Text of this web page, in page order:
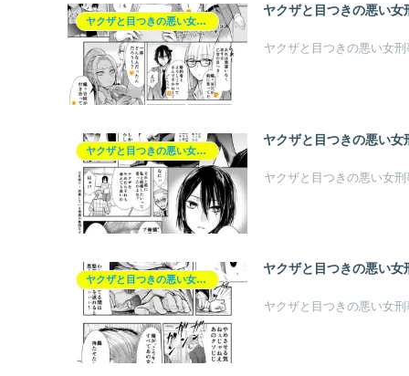
ヤクザと目つきの悪い女刑事の話【ヤク目】
ヤクザと目つきの悪い
ヤクザと目つきの悪い女
ヤクザと目つきの悪い女刑事の話【ヤク目】
ヤクザと目つきの悪い
ヤクザと目つきの悪い女
ヤクザと目つきの悪い女刑事の話【ヤク目】
ヤクザと目つきの悪い
ヤクザと目つきの悪い女